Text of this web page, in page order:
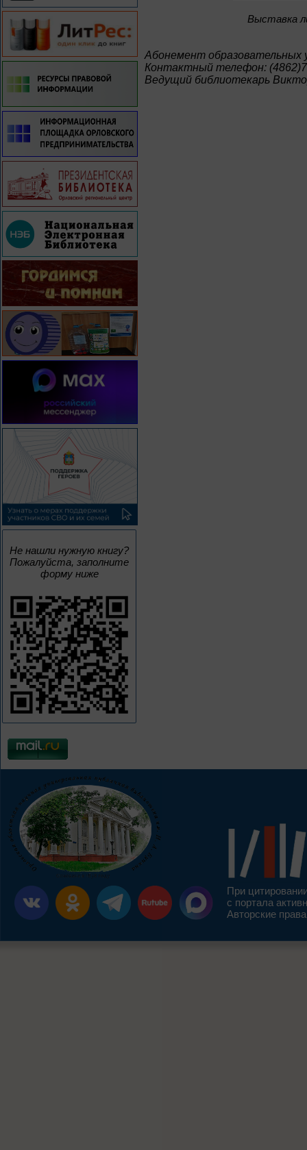
Не нашли нужную книгу?
Пожалуйста, заполните
форму ниже
Bыставка
Абонемент образовательных
Контактный телефон:
Ведущий библиотекарь
При
с портала
Авторские